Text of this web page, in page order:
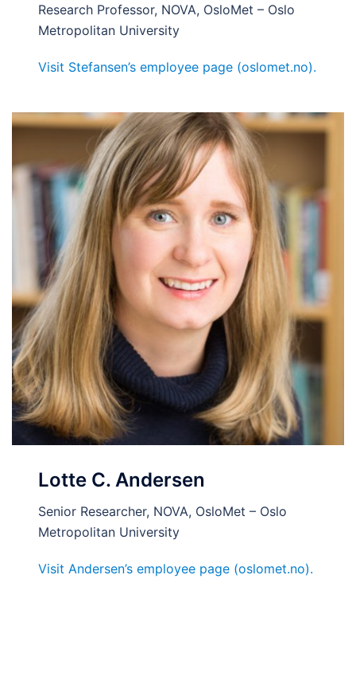
Research Professor, NOVA, OsloMet – Oslo
Metropolitan University
Visit Stefansen’s employee page (oslomet.no).
Lotte C. Andersen
Senior Researcher, NOVA, OsloMet – Oslo
Metropolitan University
Visit Andersen’s employee page (oslomet.no).